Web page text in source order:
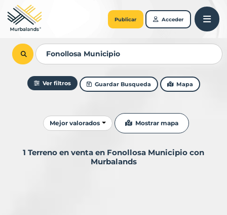
Publicar Acceder
Ver filtros Guardar Busqueda Mapa
Ordenar resultados
Mejor valorados Mostrar mapa
1 Terreno en venta en Fonollosa Municipio con
Murbalands